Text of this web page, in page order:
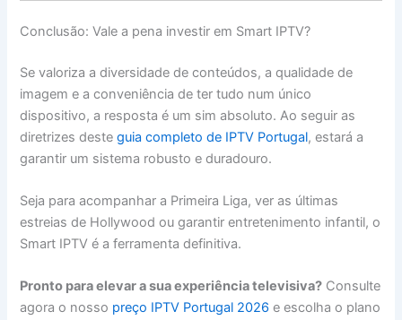
Conclusão: Vale a pena investir em Smart IPTV?
Se valoriza a diversidade de conteúdos, a qualidade de
imagem e a conveniência de ter tudo num único
dispositivo, a resposta é um sim absoluto. Ao seguir as
diretrizes desteguia completo de IPTV Portugal, estará a
garantir um sistema robusto e duradouro.
Seja para acompanhar a Primeira Liga, ver as últimas
estreias de Hollywood ou garantir entretenimento infantil, o
Smart IPTV é a ferramenta definitiva.
Pronto para elevar a sua experiência televisiva? Consulte
agora o nosso preço IPTV Portugal 2026 e escolha o plano